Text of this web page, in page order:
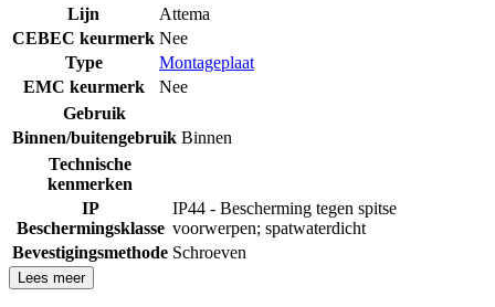
Lijn
Attema
CEBEC keurmerk Nee
Type
Montageplaat
EMC keurmerk
Nee
Gebruik
Binnen/buitengebruik Binnen
Technische
kenmerken
IP
Beschermingsklasse
IP44 - Bescherming tegen spitse
voorwerpen; spatwaterdicht
Bevestigingsmethode Schroeven
Lees meer